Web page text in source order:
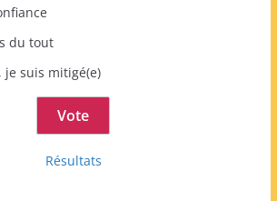
du tout
je suis mitigé(e)
Résultats